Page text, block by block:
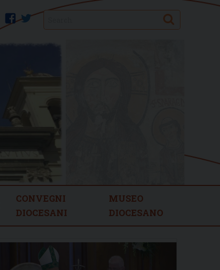
twitter
facebook Search
CONVEGNI
DIOCESANI
MUSEO
DIOCESANO